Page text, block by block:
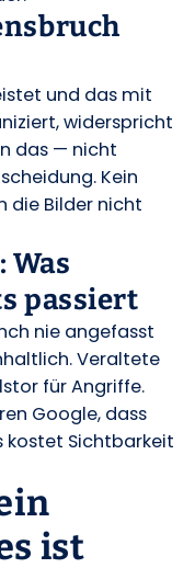
und das mit
widerspricht
das — nicht
Kein
die Bilder nicht
Was
passiert
nie angefasst
Veraltete
für Angriffe.
Google, dass
kostet Sichtbarkeit
ist